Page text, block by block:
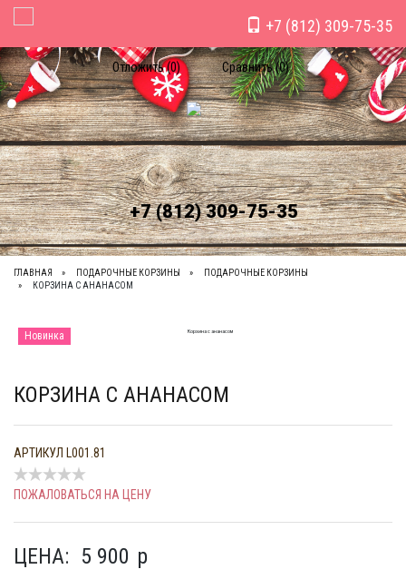
Отложить (0) Сравнить (0)
+7 (812) 309-75-35
+7 (812) 309-75-35
Toggle Navigation
ГЛАВНАЯ ПОДАРОЧНЫЕ КОРЗИНЫ
ПОДАРОЧНЫЕ КОРЗИНЫ
КОРЗИНА С АНАНАСОМ
Новинка
КОРЗИНА С АНАНАСОМ
АРТИКУЛ L001.81
ПОЖАЛОВАТЬСЯ НА ЦЕНУ
ЦЕНА: 5 900 p